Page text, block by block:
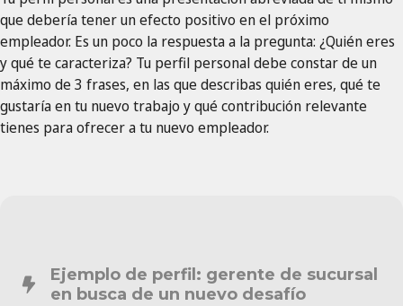
que debería tener un efecto positivo en el próximo
empleador. Es un poco la respuesta a la pregunta: ¿Quién eres
y qué te caracteriza? Tu perfil personal debe constar de un
máximo de 3 frases, en las que describas quién eres, qué te
gustaría en tu nuevo trabajo y qué contribución relevante
tienes para ofrecer a tu nuevo empleador.
Ejemplo de perfil: gerente de sucursal
en busca de un nuevo desafío